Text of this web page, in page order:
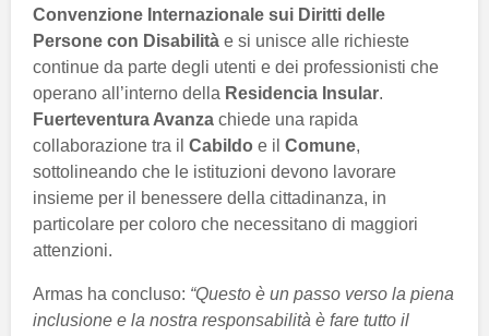
Convenzione Internazionale sui Diritti delle
Persone con Disabilità e si unisce alle richieste
continue da parte degli utenti e dei professionisti che
operano all’interno della Residencia Insular.
Fuerteventura Avanza chiede una rapida
collaborazione tra il Cabildo e il Comune,
sottolineando che le istituzioni devono lavorare
insieme per il benessere della cittadinanza, in
particolare per coloro che necessitano di maggiori
attenzioni.
Armas ha concluso: “Questo è un passo verso la piena
inclusione e la nostra responsabilità è fare tutto il